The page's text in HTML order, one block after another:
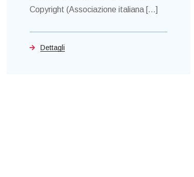
Copyright (Associazione italiana [...]
Dettagli